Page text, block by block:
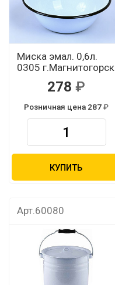
Миска эмал. 0,6л.
0305 г.Магнитогорск
278
Розничная цена 287
КУПИТЬ
Арт.60080